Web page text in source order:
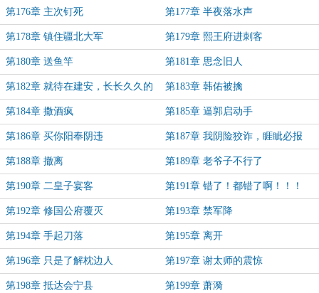
第176章 主次钉死 第177章 半夜落水声
第178章 镇住疆北大军 第179章 熙王府进刺客
第180章 送鱼竿 第181章 思念旧人
第182章 就待在建安，长长久久的 第183章 韩佑被擒
第184章 撒酒疯 第185章 逼郭启动手
第186章 买你阳奉阴违 第187章 我阴险狡诈，睚眦必报
第188章 撤离 第189章 老爷子不行了
第190章 二皇子宴客 第191章 错了！都错了啊！！！
第192章 修国公府覆灭 第193章 禁军降
第194章 手起刀落 第195章 离开
第196章 只是了解枕边人 第197章 谢太师的震惊
第198章 抵达会宁县 第199章 萧漪